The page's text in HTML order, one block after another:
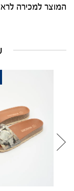
המוצר למכירה